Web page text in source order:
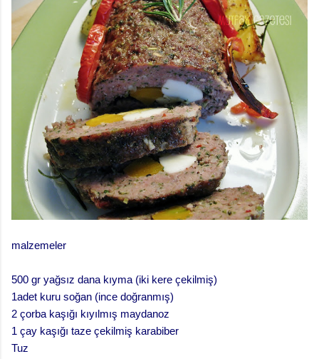
malzemeler
500 gr yağsız dana kıyma (iki kere çekilmiş)
1adet kuru soğan (ince doğranmış)
2 çorba kaşığı kıyılmış maydanoz
1 çay kaşığı taze çekilmiş karabiber
Tuz